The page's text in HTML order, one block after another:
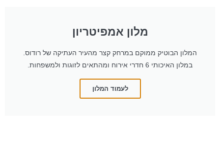
מלון אמפיטריון
המלון הבוטיק ממוקם במרחק קצר מהעיר העתיקה של רודוס.
במלון האיכותי 6 חדרי אירוח ומהתאים לזוגות ולמשפחות.
לעמוד המלון